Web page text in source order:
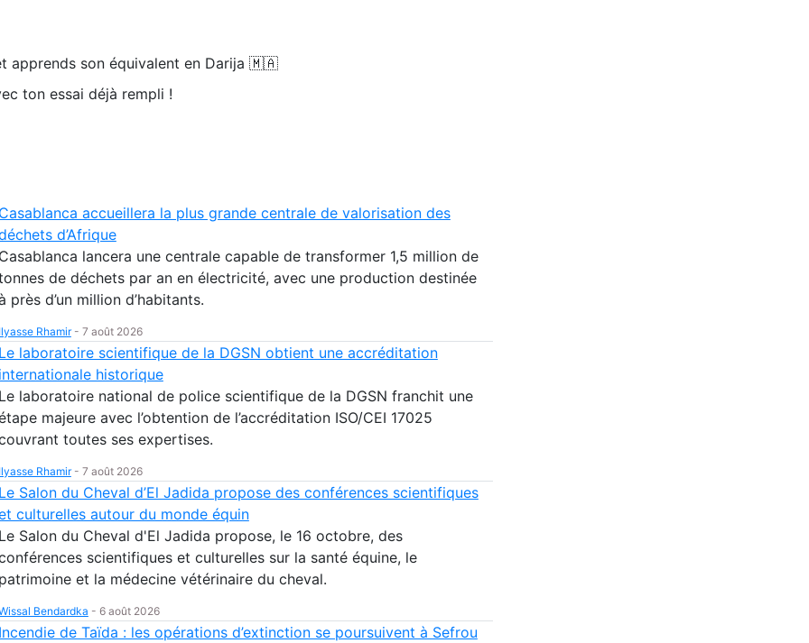
apprends son équivalent en Darija 🇲🇦
ton essai déjà rempli !
Casablanca accueillera la plus grande centrale de valorisation des
d’Afrique
Casablanca lancera une centrale capable de transformer 1,5 million de
de déchets par an en électricité, avec une production destinée
près d’un million d’habitants.
Ilyasse Rhamir- 7 août 2026
Le laboratoire scientifique de la DGSN obtient une accréditation
internationale historique
Le laboratoire national de police scientifique de la DGSN franchit une
majeure avec l’obtention de l’accréditation ISO/CEI 17025
toutes ses expertises.
Ilyasse Rhamir- 7 août 2026
Le Salon du Cheval d’El Jadida propose des conférences scientifiques
culturelles autour du monde équin
Le Salon du Cheval d'El Jadida propose, le 16 octobre, des
scientifiques et culturelles sur la santé équine, le
patrimoine et la médecine vétérinaire du cheval.
Bendardka - 6 août 2026
Incendie de Taïda : les opérations d’extinction se poursuivent à Sefrou